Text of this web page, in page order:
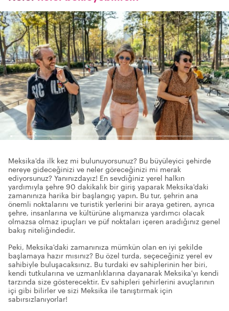
Meksika'da ilk kez mi bulunuyorsunuz? Bu büyüleyici şehirde
nereye gideceğinizi ve neler göreceğinizi mi merak
ediyorsunuz? Yanınızdayız! En sevdiğiniz yerel halkın
yardımıyla şehre 90 dakikalık bir giriş yaparak Meksika'daki
zamanınıza harika bir başlangıç yapın. Bu tur, şehrin ana
önemli noktalarını ve turistik yerlerini bir araya getiren, ayrıca
şehre, insanlarına ve kültürüne alışmanıza yardımcı olacak
olmazsa olmaz ipuçları ve püf noktaları içeren aradığınız genel
bakış niteliğindedir.
Peki, Meksika'daki zamanınıza mümkün olan en iyi şekilde
başlamaya hazır mısınız? Bu özel turda, seçeceğiniz yerel ev
sahibiyle buluşacaksınız. Bu turdaki ev sahiplerinin her biri,
kendi tutkularına ve uzmanlıklarına dayanarak Meksika'yı kendi
tarzında size gösterecektir. Ev sahipleri şehirlerini avuçlarının
içi gibi bilirler ve sizi Meksika ile tanıştırmak için
sabırsızlanıyorlar!